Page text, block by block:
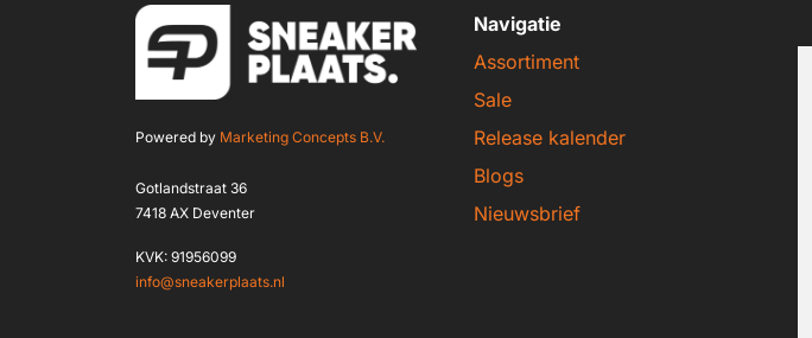
Powered by Marketing Concepts B.V.
Gotlandstraat 36
7418 AX Deventer
KVK: 91956099
info@sneakerplaats.nl
Navigatie
Assortiment
Sale
Release kalender
Blogs
Nieuwsbrief